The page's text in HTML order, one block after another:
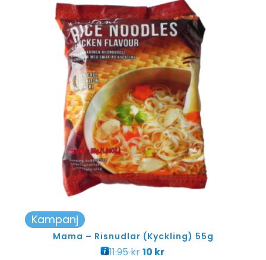
Kampanj
Mama – Risnudlar (Kyckling) 55g
11.95kr10 kr